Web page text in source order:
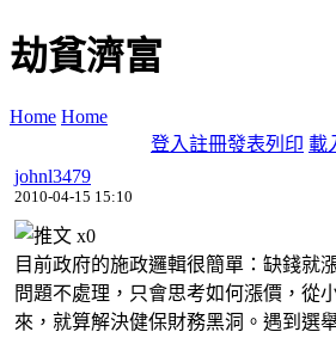
劫貧濟富
Home Home
登入註冊發表列印 載
johnl3479
2010-04-15 15:10
x0
目前政府的施政邏輯很簡單：缺錢就
問題不處理，只會思考如何漲價，從
來，就算解決健保財務黑洞。遇到選